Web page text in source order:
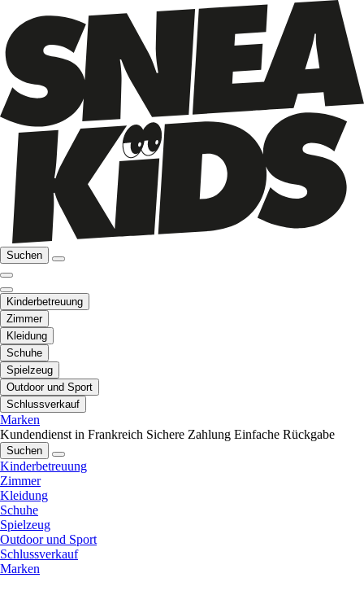
Suchen
Kinderbetreuung
Zimmer
Kleidung
Schuhe
Spielzeug
Outdoor und Sport
Schlussverkauf
Marken
Kundendienst in Frankreich Sichere Zahlung Einfache Rückgabe
Suchen
Kinderbetreuung
Zimmer
Kleidung
Schuhe
Spielzeug
Outdoor und Sport
Schlussverkauf
Marken